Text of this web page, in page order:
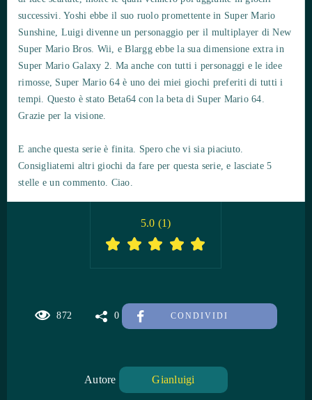
successivi. Yoshi ebbe il suo ruolo promettente in Super Mario
Sunshine, Luigi divenne un personaggio per il multiplayer di New
Super Mario Bros. Wii, e Blargg ebbe la sua dimensione extra in
Super Mario Galaxy 2. Ma anche con tutti i personaggi e le idee
rimosse, Super Mario 64 è uno dei miei giochi preferiti di tutti i
tempi. Questo è stato Beta64 con la beta di Super Mario 64.
Grazie per la visione.
E anche questa serie è finita. Spero che vi sia piaciuto.
Consigliatemi altri giochi da fare per questa serie, e lasciate 5
stelle e un commento. Ciao.
872 0 CONDIVIDI
5.0 (1)
Autore Gianluigi